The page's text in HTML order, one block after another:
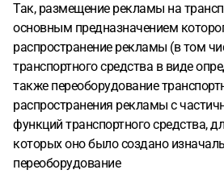
Так, размещение рекламы на
основным предназначением
распространение рекламы (в том
транспортного средства в виде
также переоборудование
распространения рекламы с
функций транспортного средства,
которых оно было создано
переоборудование